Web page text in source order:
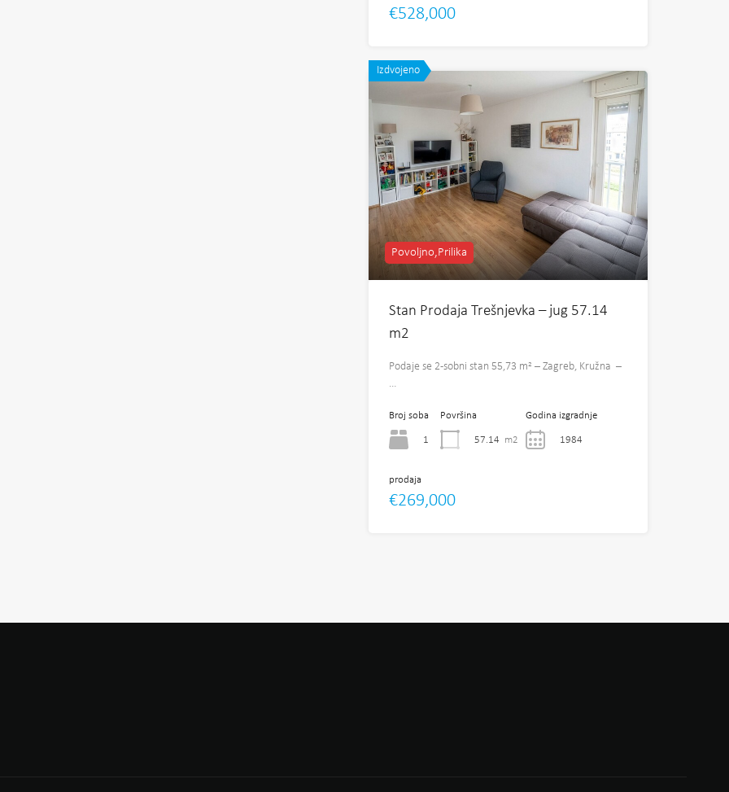
€528,000
Izdvojeno
Povoljno,Prilika
Stan Prodaja Trešnjevka – jug 57.14
m2
Podaje se 2-sobni stan 55,73 m² – Zagreb, Kružna –
…
Broj soba
1
Površina
57.14 m2
Godina izgradnje
1984
prodaja
€269,000